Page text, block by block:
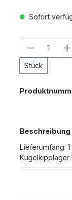
Sofort
Produkt
Stück
Beschreibung
Lieferumfang: